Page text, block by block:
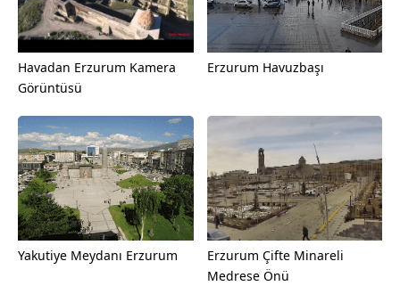
Havadan Erzurum Kamera
Görüntüsü
Erzurum Havuzbaşı
Yakutiye Meydanı Erzurum
Erzurum Çifte Minareli
Medrese Önü